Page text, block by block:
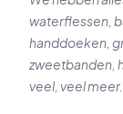
waterflessen,
handdoeken,
zweetbanden,
veel, veel meer.